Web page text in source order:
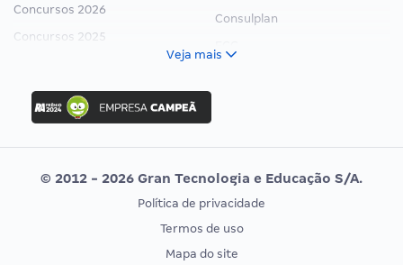
Concursos 2026
Concursos 2025
Concurso Ibama
Concurso MPU
Editais publicados
Consulplan
Vunesp
CONCURSOS POR PROFISSÃO
EXAME DE ORDEM
Veja mais
© 2012 - 2026 Gran Tecnologia e Educação S/A.
Política de privacidade
Termos de uso
Mapa do site